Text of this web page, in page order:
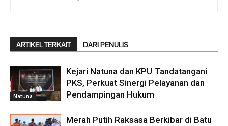
ARTIKEL TERKAIT DARI PENULIS
Natuna
Kejari Natuna dan KPU Tandatangani
PKS, Perkuat Sinergi Pelayanan dan
Pendampingan Hukum
Merah Putih Raksasa Berkibar di Batu